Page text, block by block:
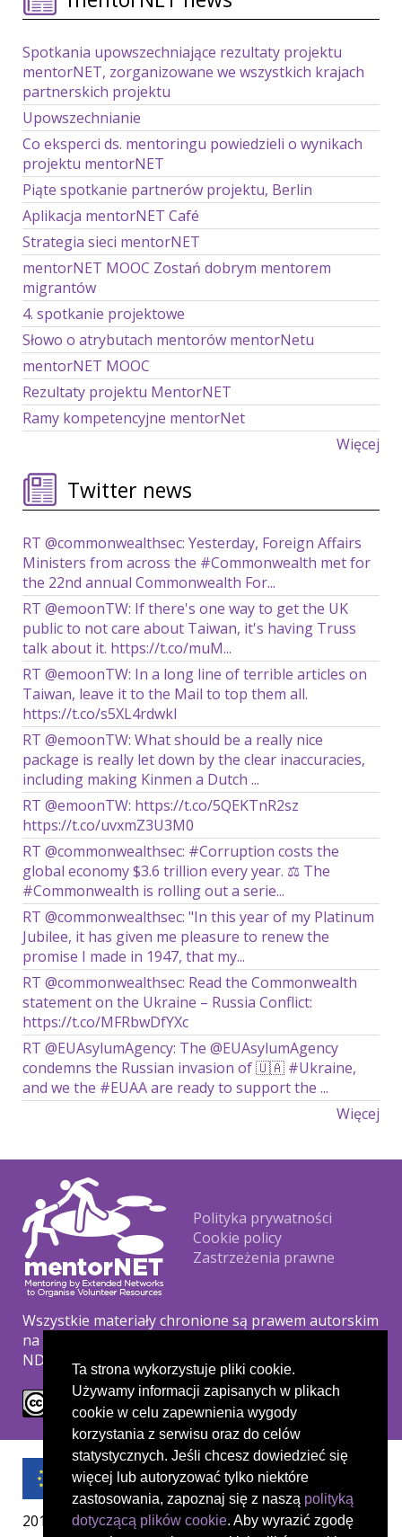
Ta strona wykorzystuje pliki cookie.
Używamy informacji zapisanych w plikach
cookie w celu zapewnienia wygody
korzystania z serwisu oraz do celów
statystycznych. Jeśli chcesz dowiedzieć się
więcej lub autoryzować tylko niektóre
zastosowania, zapoznaj się z naszą polityką
dotyczącą plików cookie. Aby wyrazić zgodę
Spotkania upowszechniające rezultaty projektu
mentorNET, zorganizowane we wszystkich krajach
partnerskich projektu
Upowszechnianie
Co eksperci ds. mentoringu powiedzieli o wynikach
projektu mentorNET
Piąte spotkanie partnerów projektu, Berlin
Aplikacja mentorNET Café
Strategia sieci mentorNET
mentorNET MOOC Zostań dobrym mentorem
migrantów
4. spotkanie projektowe
Słowo o atrybutach mentorów mentorNetu
mentorNET MOOC
Rezultaty projektu MentorNET
Ramy kompetencyjne mentorNet
Więcej
Twitter news
RT @commonwealthsec: Yesterday, Foreign Affairs
Ministers from across the #Commonwealth met for
the 22nd annual Commonwealth For...
RT @emoonTW: If there's one way to get the UK
public to not care about Taiwan, it's having Truss
talk about it. https://t.co/muM...
RT @emoonTW: In a long line of terrible articles on
Taiwan, leave it to the Mail to top them all.
https://t.co/s5XL4rdwkl
RT @emoonTW: What should be a really nice
package is really let down by the clear inaccuracies,
including making Kinmen a Dutch ...
RT @emoonTW: https://t.co/5QEKTnR2sz
https://t.co/uvxmZ3U3M0
RT @commonwealthsec: #Corruption costs the
global economy $3.6 trillion every year. ⚖️ The
#Commonwealth is rolling out a serie...
RT @commonwealthsec: "In this year of my Platinum
Jubilee, it has given me pleasure to renew the
promise I made in 1947, that my...
RT @commonwealthsec: Read the Commonwealth
statement on the Ukraine – Russia Conflict:
https://t.co/MFRbwDfYXc
RT @EUAsylumAgency: The @EUAsylumAgency
condemns the Russian invasion of 🇺🇦 #Ukraine,
and we the #EUAA are ready to support the ...
Więcej
Footer
Polityka prywatności
Cookie policy
Zastrzeżenia prawne
Wszystkie materiały chronione są prawem autorskim
na podstawie licencji Creative Commons CC BY-NC-
ND.
2019-1-UK01-KA204-061657